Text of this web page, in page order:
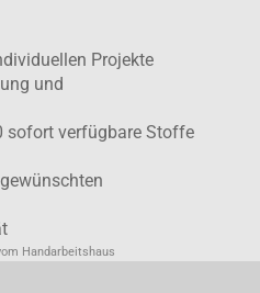
Projekte
und
sofort verfügbare Stoffe
Handarbeitshaus